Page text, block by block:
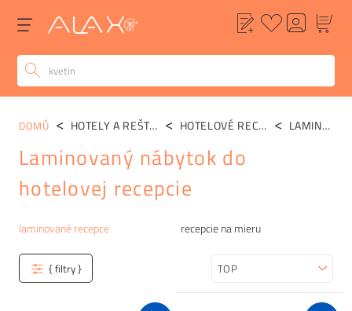
Kategórie
laminované recepce recepcie na mieru
DOMŮ HOTELY A REŠTAURÁCIE HOTELOVÉ RECEPCIE LAMINOVANÉ RECEPCE
Laminovaný nábytok do
hotelovej recepcie
{ filtry } Zoradiť